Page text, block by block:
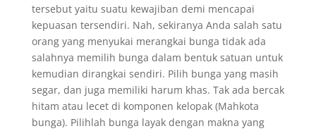
tersebut yaitu suatu kewajiban demi mencapai
kepuasan tersendiri. Nah, sekiranya Anda salah satu
orang yang menyukai merangkai bunga tidak ada
salahnya memilih bunga dalam bentuk satuan untuk
kemudian dirangkai sendiri. Pilih bunga yang masih
segar, dan juga memiliki harum khas. Tak ada bercak
hitam atau lecet di komponen kelopak (Mahkota
bunga). Pilihlah bunga layak dengan makna yang